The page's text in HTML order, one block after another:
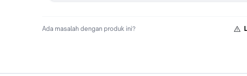
Ada masalah dengan produk ini?